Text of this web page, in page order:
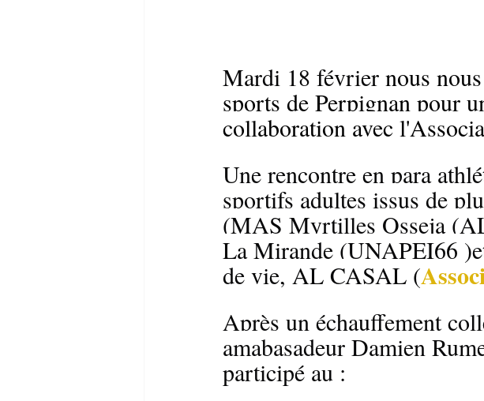
Mardi 18 février nous
sports de Perpignan pour
collaboration avec
Une rencontre en para
sportifs adultes issus de
(MAS Myrtilles Osseja
La Mirande (UNAPEI66
de vie, AL CASAL (
Après un échauffement
amabasadeur Damien
participé au :